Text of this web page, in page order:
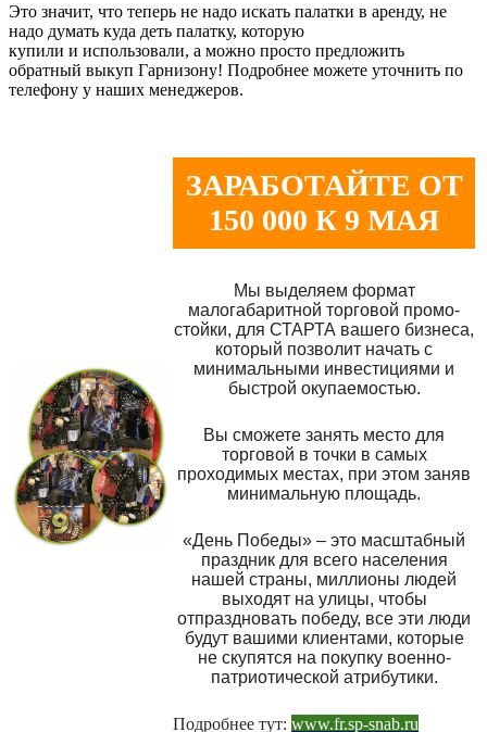
Это значит, что теперь не надо искать палатки в аренду, не
надо думать куда деть палатку, которую
купили и использовали, а можно просто предложить
обратный выкуп Гарнизону! Подробнее можете уточнить по
телефону у наших менеджеров.
ЗАРАБОТАЙТЕ ОТ
150 000 К 9 МАЯ
Мы выделяем формат
малогабаритной торговой промо-
стойки, для СТАРТА вашего бизнеса,
который позволит начать с
минимальными инвестициями и
быстрой окупаемостью.
Вы сможете занять место для
торговой в точки в самых
проходимых местах, при этом заняв
минимальную площадь.
«День Победы» – это масштабный
праздник для всего населения
нашей страны, миллионы людей
выходят на улицы, чтобы
отпраздновать победу, все эти люди
будут вашими клиентами, которые
не скупятся на покупку военно-
патриотической атрибутики.
Подробнее тут: www.fr.sp-snab.ru